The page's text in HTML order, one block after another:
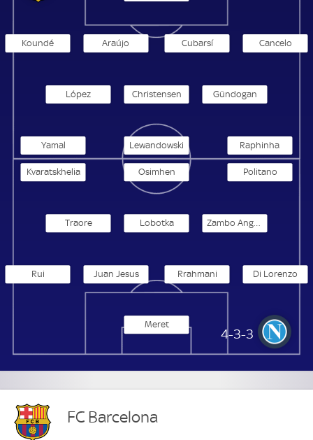
Koundé Araújo Cubarsí Cancelo
López Christensen Gündogan
Yamal Lewandowski Raphinha
SSC Neapel
4-3-3
Meret
Di Lorenzo
Rrahmani
Juan Jesus
Rui
Zambo Anguissa
Lobotka
Traore
Politano
Osimhen
Kvaratskhelia
FC Barcelona